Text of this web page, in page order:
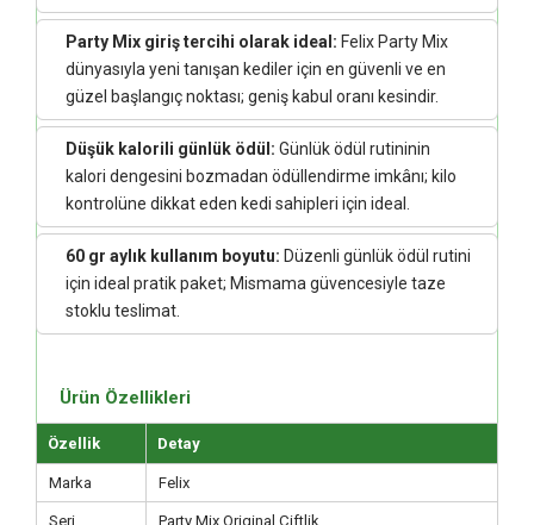
Party Mix giriş tercihi olarak ideal: Felix Party Mix
dünyasıyla yeni tanışan kediler için en güvenli ve en
güzel başlangıç noktası; geniş kabul oranı kesindir.
Düşük kalorili günlük ödül: Günlük ödül rutininin
kalori dengesini bozmadan ödüllendirme imkânı; kilo
kontrolüne dikkat eden kedi sahipleri için ideal.
60 gr aylık kullanım boyutu: Düzenli günlük ödül rutini
için ideal pratik paket; Mismama güvencesiyle taze
stoklu teslimat.
Ürün Özellikleri
Özellik Detay
Marka Felix
Seri Party Mix Original Çiftlik